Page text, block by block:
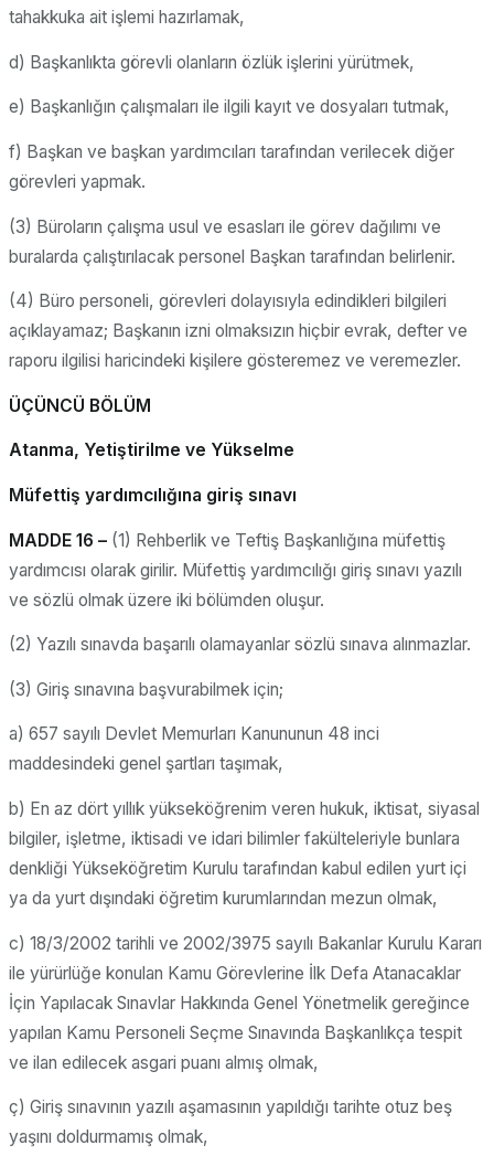
tahakkuka ait işlemi hazırlamak,
d) Başkanlıkta görevli olanların özlük işlerini yürütmek,
e) Başkanlığın çalışmaları ile ilgili kayıt ve dosyaları tutmak,
f) Başkan ve başkan yardımcıları tarafından verilecek diğer
görevleri yapmak.
(3) Büroların çalışma usul ve esasları ile görev dağılımı ve
buralarda çalıştırılacak personel Başkan tarafından belirlenir.
(4) Büro personeli, görevleri dolayısıyla edindikleri bilgileri
açıklayamaz; Başkanın izni olmaksızın hiçbir evrak, defter ve
raporu ilgilisi haricindeki kişilere gösteremez ve veremezler.
ÜÇÜNCÜ BÖLÜM
Atanma, Yetiştirilme ve Yükselme
Müfettiş yardımcılığına giriş sınavı
MADDE 16 – (1) Rehberlik ve Teftiş Başkanlığına müfettiş
yardımcısı olarak girilir. Müfettiş yardımcılığı giriş sınavı yazılı
ve sözlü olmak üzere iki bölümden oluşur.
(2) Yazılı sınavda başarılı olamayanlar sözlü sınava alınmazlar.
(3) Giriş sınavına başvurabilmek için;
a) 657 sayılı Devlet Memurları Kanununun 48 inci
maddesindeki genel şartları taşımak,
b) En az dört yıllık yükseköğrenim veren hukuk, iktisat, siyasal
bilgiler, işletme, iktisadi ve idari bilimler fakülteleriyle bunlara
denkliği Yükseköğretim Kurulu tarafından kabul edilen yurt içi
ya da yurt dışındaki öğretim kurumlarından mezun olmak,
c) 18/3/2002 tarihli ve 2002/3975 sayılı Bakanlar Kurulu Kararı
ile yürürlüğe konulan Kamu Görevlerine İlk Defa Atanacaklar
İçin Yapılacak Sınavlar Hakkında Genel Yönetmelik gereğince
yapılan Kamu Personeli Seçme Sınavında Başkanlıkça tespit
ve ilan edilecek asgari puanı almış olmak,
ç) Giriş sınavının yazılı aşamasının yapıldığı tarihte otuz beş
yaşını doldurmamış olmak,